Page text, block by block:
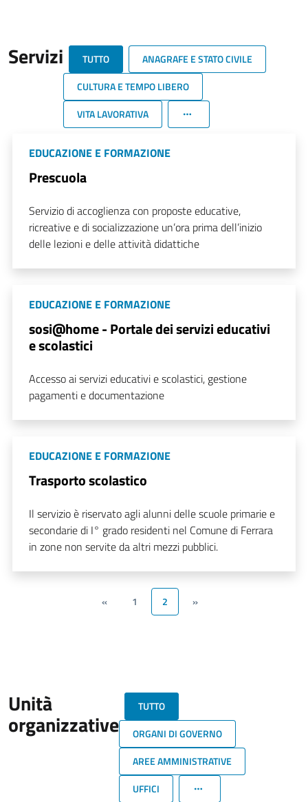
Servizi TUTTO
ANAGRAFE E STATO CIVILE
CULTURA E TEMPO LIBERO
VITA LAVORATIVA
EDUCAZIONE E FORMAZIONE
Prescuola
Servizio di accoglienza con proposte educative,
ricreative e di socializzazione un’ora prima dell’inizio
delle lezioni e delle attività didattiche
EDUCAZIONE E FORMAZIONE
sosi@home - Portale dei servizi educativi
e scolastici
Accesso ai servizi educativi e scolastici, gestione
pagamenti e documentazione
EDUCAZIONE E FORMAZIONE
Trasporto scolastico
Il servizio è riservato agli alunni delle scuole primarie e
secondarie di I° grado residenti nel Comune di Ferrara
in zone non servite da altri mezzi pubblici.
« 1 2 »
Unità
organizzative
TUTTO
ORGANI DI GOVERNO
AREE AMMINISTRATIVE
UFFICI